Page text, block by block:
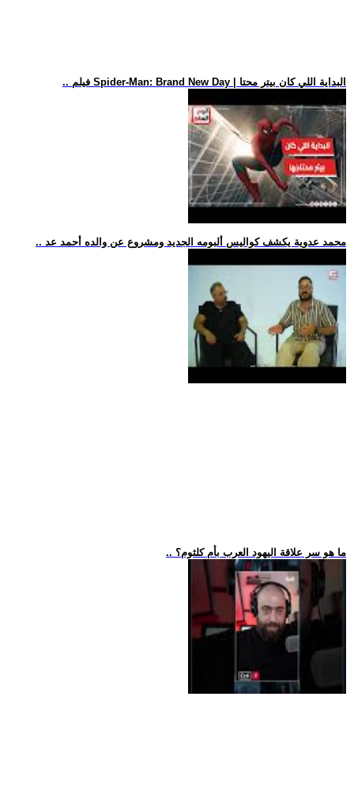
.. فيلم Spider-Man: Brand New Day | البداية اللي كان بيتر محتا
.. محمد عدوية يكشف كواليس ألبومه الجديد ومشروع عن والده أحمد عد
.. ما هو سر علاقة اليهود العرب بأم كلثوم؟